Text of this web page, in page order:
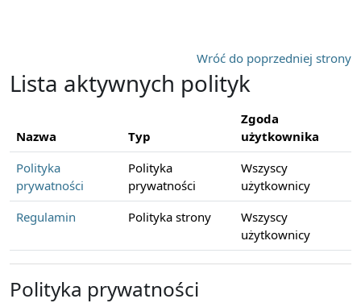
Wróć do poprzedniej strony
Lista aktywnych polityk
Nazwa Typ
Zgoda
użytkownika
Polityka
prywatności
Polityka
prywatności
Wszyscy
użytkownicy
Regulamin
Polityka strony
Wszyscy
użytkownicy
Polityka prywatności